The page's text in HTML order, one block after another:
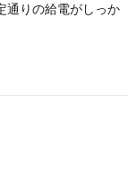
通りの給電がしっか